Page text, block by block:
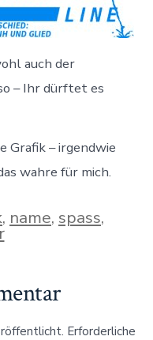
auch der
– Ihr dürftet es
Grafik – irgendwie
wahre für mich.
, name, spass,
Erforderliche